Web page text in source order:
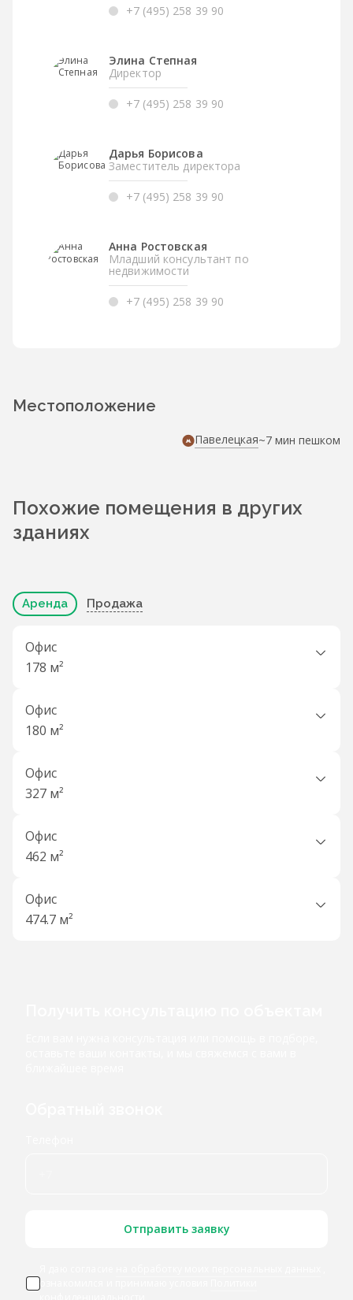
+7 (495) 258 39 90
Элина Степная
Директор
+7 (495) 258 39 90
Дарья Борисова
Заместитель директора
+7 (495) 258 39 90
Анна Ростовская
Младший консультант по
недвижимости
+7 (495) 258 39 90
Местоположение
Павелецкая~7 мин пешком
Похожие помещения в других
зданиях
Аренда Продажа
Офис
178 м²
Офис
180 м²
Офис
327 м²
Офис
462 м²
Офис
474.7 м²
Отправить заявку
ознакомился и принимаю условия